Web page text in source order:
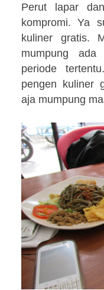
Perut lapar
kompromi. Ya
kuliner gratis.
mumpung
periode
pengen kuliner
aja mumpung